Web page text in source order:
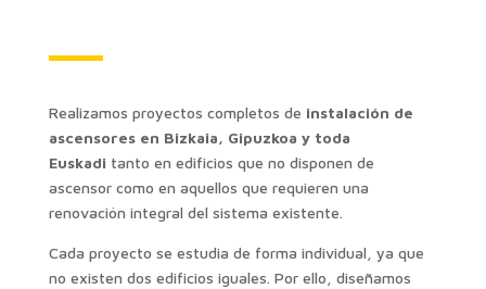
Realizamos proyectos completos de instalación de
ascensores en Bizkaia, Gipuzkoa y toda
Euskadi tanto en edificios que no disponen de
ascensor como en aquellos que requieren una
renovación integral del sistema existente.
Cada proyecto se estudia de forma individual, ya que
no existen dos edificios iguales. Por ello, diseñamos